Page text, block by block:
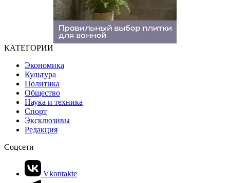
КАТЕГОРИИ
Экономика
Культура
Политика
Общество
Наука и техника
Спорт
Эксклюзивы
Редакция
Соцсети
Vkontakte